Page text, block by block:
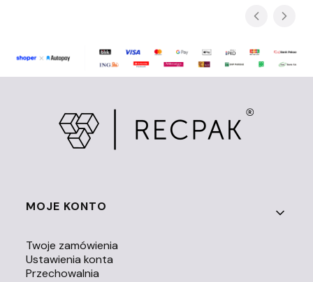
Linki w stopce
MOJE KONTO
Twoje zamówienia
Ustawienia konta
Przechowalnia